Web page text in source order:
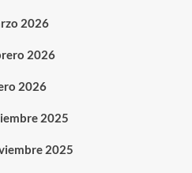
2026
2026
2026
2025
2025